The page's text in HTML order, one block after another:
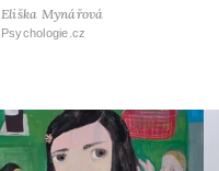
Eliška Mynářová
Psychologie.cz